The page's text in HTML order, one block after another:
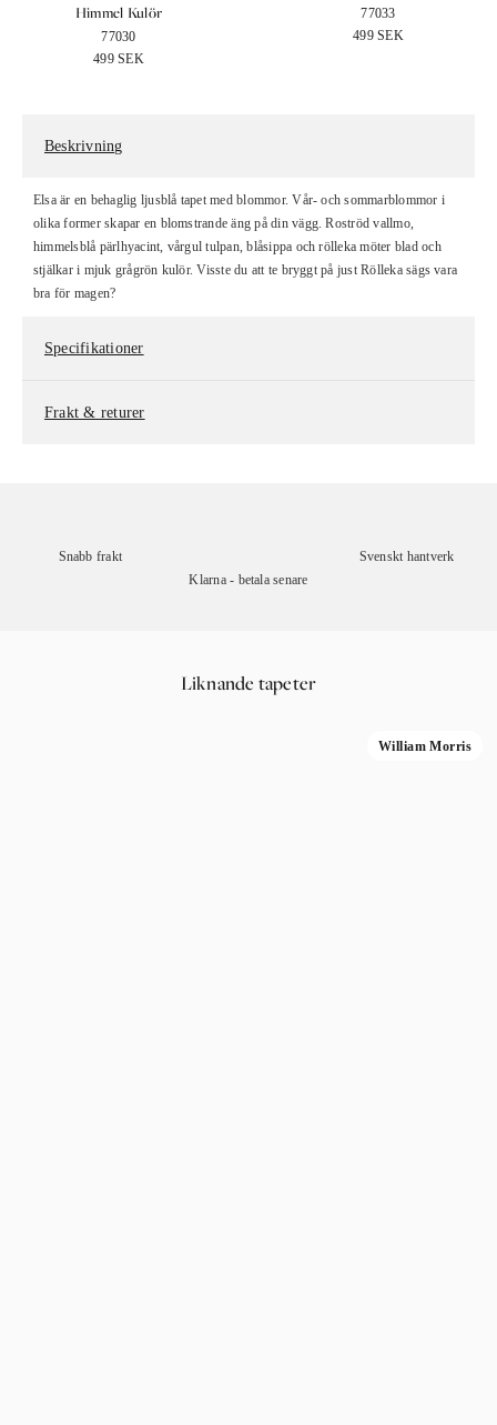
Himmel Kulör
77030
499SEK
77033
499SEK
Beskrivning
Elsa är en behaglig ljusblå tapet med blommor. Vår- och sommarblommor i
olika former skapar en blomstrande äng på din vägg. Roströd vallmo,
himmelsblå pärlhyacint, vårgul tulpan, blåsippa och rölleka möter blad och
stjälkar i mjuk grågrön kulör. Visste du att te bryggt på just Rölleka sägs vara
bra för magen?
Specifikationer
Frakt & returer
Snabb frakt
Klarna - betala senare
Svenskt hantverk
Liknande tapeter
William Morris